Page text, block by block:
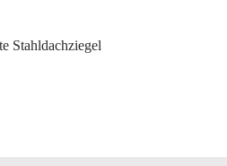
Stahldachziegel